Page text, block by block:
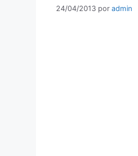
24/04/2013 por admin